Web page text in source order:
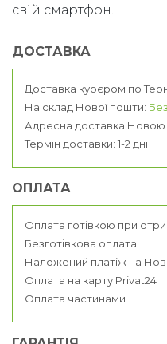
свій смартфон.
ДОСТАВКА
Доставка курєром по
На склад Нової пошти:
Адресна доставка
Термін доставки: 1-2 дні
ОПЛАТА
Оплата готівкою при
Безготівкова оплата
Наложений платіж на
Оплата на карту Privat24
Оплата частинами